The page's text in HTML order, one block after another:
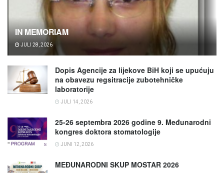
IN MEMORIAM
JULI 28, 2026
Dopis Agencije za lijekove BiH koji se upućuju
na obavezu regsitracije zubotehničke
laboratorije
JULI 14, 2026
25-26 septembra 2026 godine 9. Međunarodni
kongres doktora stomatologije
JUNI 12, 2026
MEĐUNARODNI SKUP MOSTAR 2026